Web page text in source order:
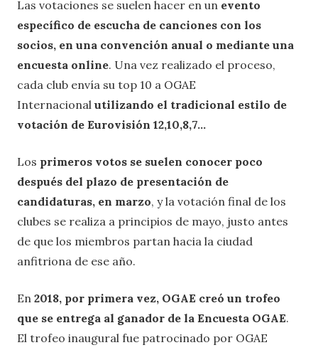
Las votaciones se suelen hacer en un evento
específico de escucha de canciones con los
socios, en una convención anual o mediante una
encuesta online. Una vez realizado el proceso,
cada club envía su top 10 a OGAE
Internacional utilizando el tradicional estilo de
votación de Eurovisión 12,10,8,7…
Los primeros votos se suelen conocer poco
después del plazo de presentación de
candidaturas, en marzo, y la votación final de los
clubes se realiza a principios de mayo, justo antes
de que los miembros partan hacia la ciudad
anfitriona de ese año.
En 2018, por primera vez, OGAE creó un trofeo
que se entrega al ganador de la Encuesta OGAE.
El trofeo inaugural fue patrocinado por OGAE